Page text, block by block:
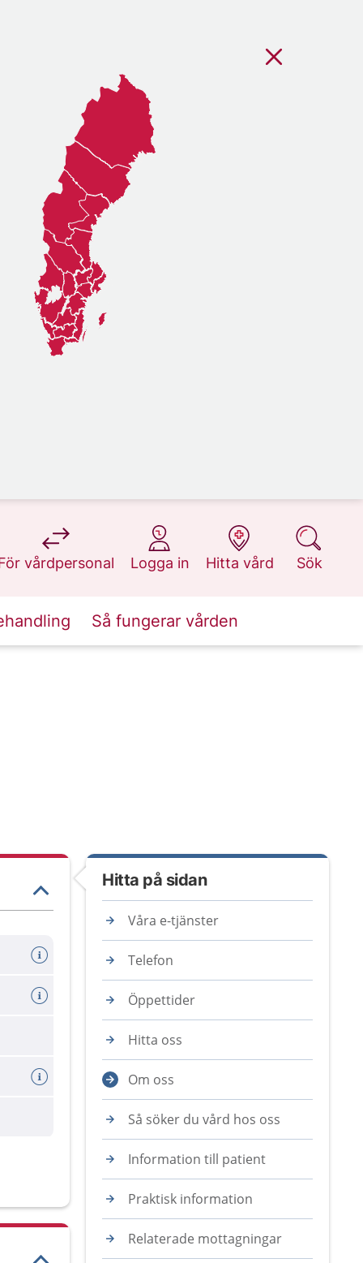
vårdpersonal
på 1177.se
Logga in
på 1177.se
Hitta vård
på 1177.se
Sök
på 1177.se
Så fungerar vården
Hitta på sidan
Våra e-tjänster
Telefon
Öppettider
Hitta oss
Om oss
Så söker du vård hos oss
Information till patient
Praktisk information
Relaterade mottagningar